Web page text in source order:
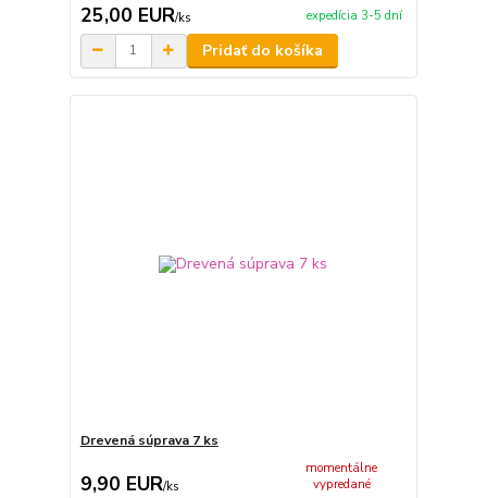
25,00 EUR/ks expedícia 3-5 dní
Pridať do košíka
Drevená súprava 7 ks
9,90 EUR/ks
momentálne
vypredané